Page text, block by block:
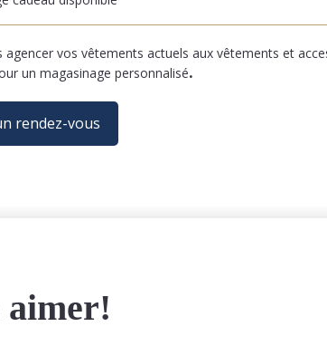
agencer vos vêtements actuels aux vêtements et
un magasinage personnalisé.
rendez-vous
aimer!